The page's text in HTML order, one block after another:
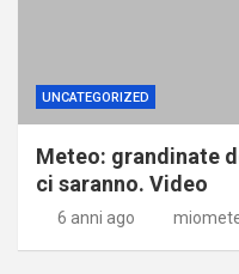
UNCATEGORIZED
Meteo: grandinate
ci saranno. Video
6 anni ago